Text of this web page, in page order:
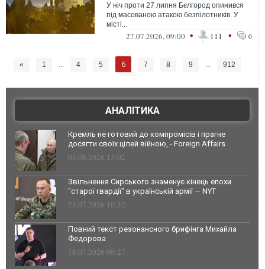
У ніч проти 27 липня Бєлгород опинився
під масованою атакою безпілотників. У
місті...
27.07.2026, 09:00 • 111 • 0
« 1 ... 4 5 6 7 8 9 ...
912
АНАЛІТИКА
Кремль не готовий до компромісів і прагне
досягти своїх цілей війною, - Foreign Affairs
03.08.2026 13:02
Звільнення Сирського знаменує кінець епохи
"старої гвардії" в українській армії — NYT
23.07.2026 10:32
Повний текст резонансного брифінга Михайла
Федорова
18.07.2026 09:27